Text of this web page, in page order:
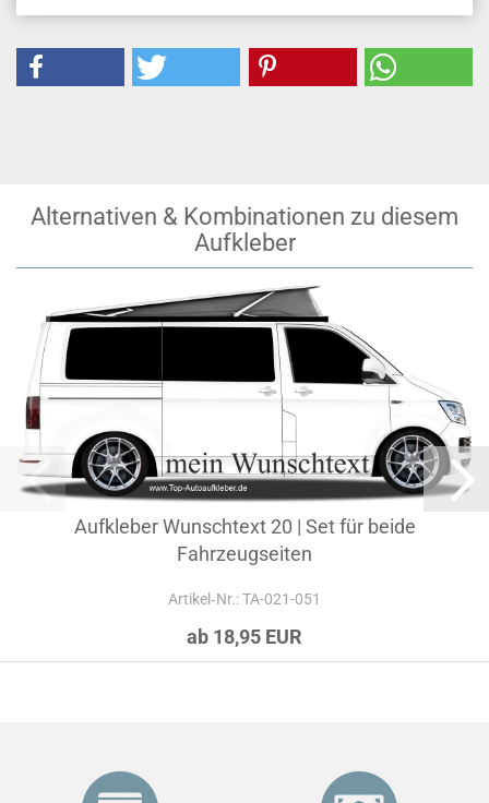
Alternativen & Kombinationen zu diesem
Aufkleber
Aufkleber Wunschtext 20 | Set für beide
Fahrzeugseiten
Artikel‑Nr.: TA-021-051
ab 18,95 EUR